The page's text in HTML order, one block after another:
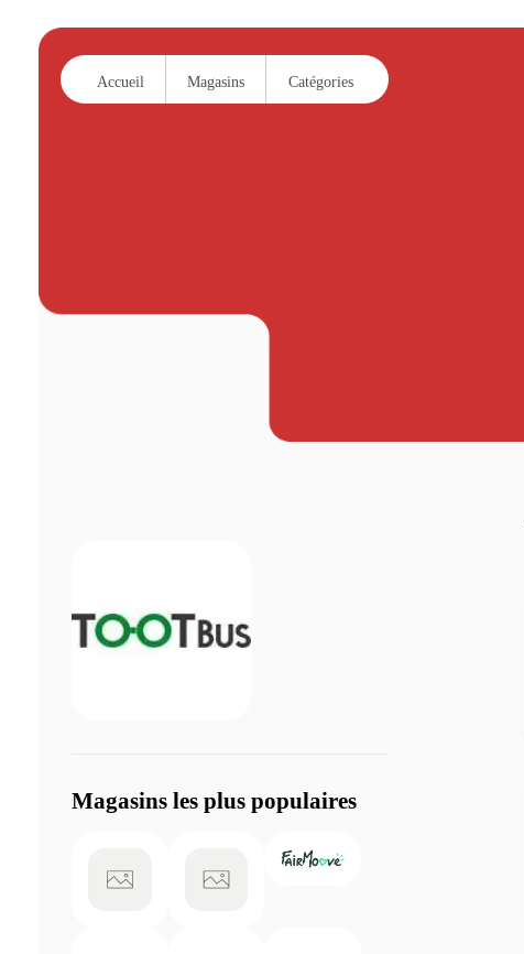
Accueil Magasins Catégories
Magasins les plus populaires